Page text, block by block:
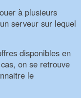
à plusieurs
serveur sur lequel
disponibles en
on se retrouve
le